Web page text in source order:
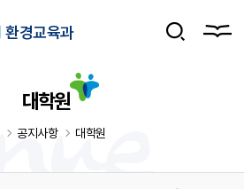
환경교육과
대학원
공지사항 대학원